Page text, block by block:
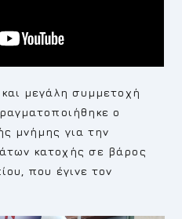
μεγάλη συμμετοχή
ο
μνήμης για την
κατοχής σε βάρος
που έγινε τον